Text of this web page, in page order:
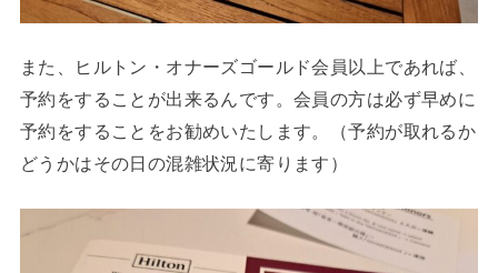
また、ヒルトン・オナーズゴールド会員以上であれば、
予約をすることが出来るんです。会員の方は必ず早めに
予約をすることをお勧めいたします。（予約が取れるか
どうかはその日の混雑状況に寄ります）